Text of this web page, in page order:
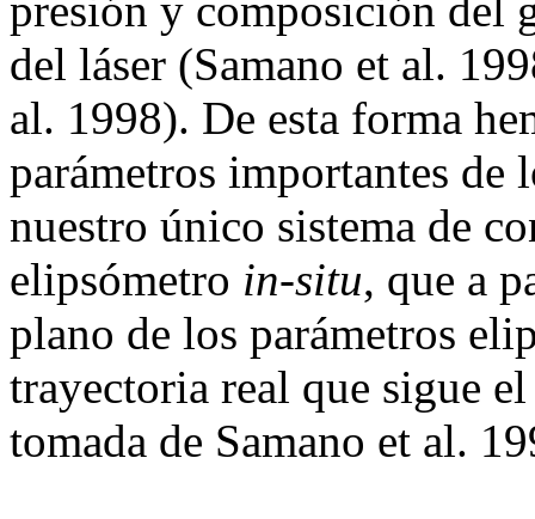
del láser (Samano et al.
al. 1998). De esta forma
parámetros importantes de
nuestro único sistema de
elipsómetro in-situ, que a
plano de los parámetros
trayectoria real que sigue
tomada de Samano et al.